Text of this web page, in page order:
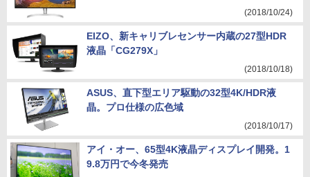
(2018/10/24)
EIZO、新キャリブレセンサー内蔵の27型HDR
液晶「CG279X」
(2018/10/18)
ASUS、直下型エリア駆動の32型4K/HDR液
晶。プロ仕様の広色域
(2018/10/17)
アイ・オー、65型4K液晶ディスプレイ開発。1
9.8万円で今冬発売